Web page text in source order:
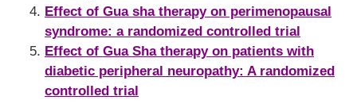
Effect of Gua sha therapy on perimenopausal
syndrome: a randomized controlled trial
Effect of Gua Sha therapy on patients with
diabetic peripheral neuropathy: A randomized
controlled trial